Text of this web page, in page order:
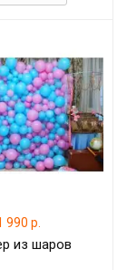
990 р.
из шаров